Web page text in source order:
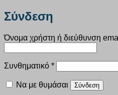
Σύνδεση
Όνομα χρήστη ή διεύθυνση
Συνθηματικό *Απαιτείται
Να με θυμάσαι Σύνδεση